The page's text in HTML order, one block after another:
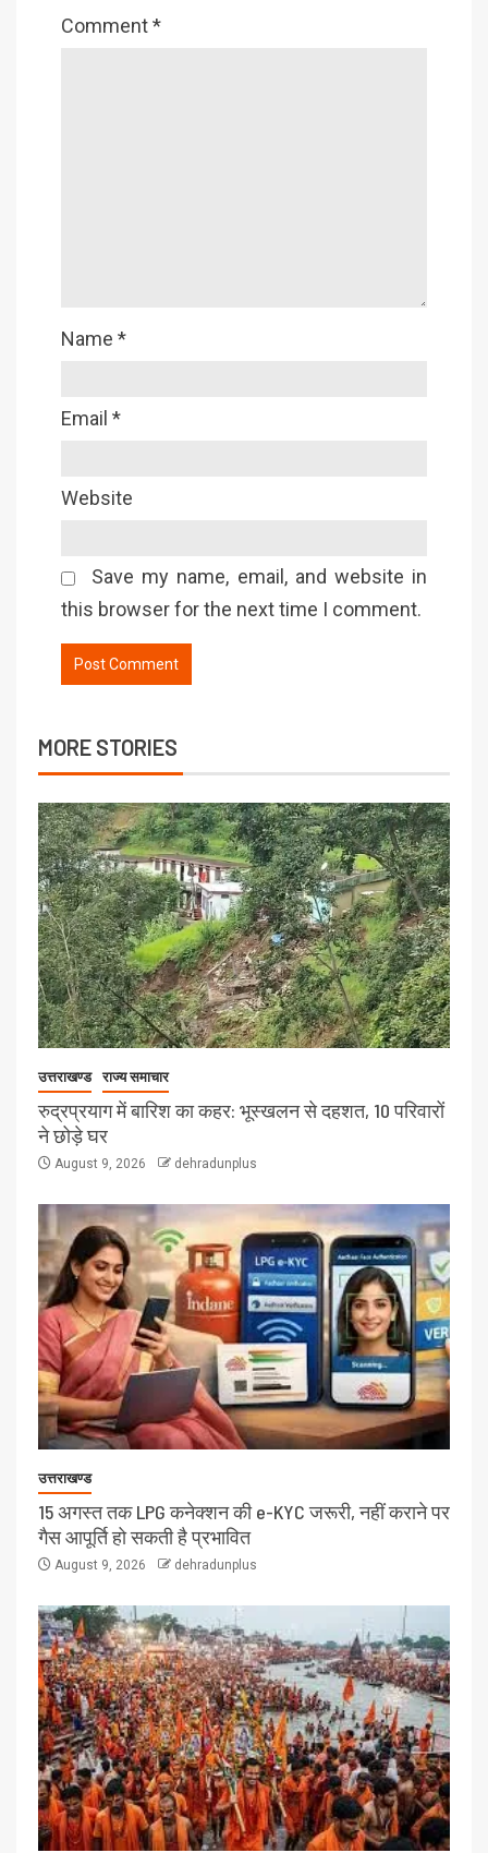
Comment*
Name *
Email *
Website
Save my name, email, and website in
this browser for the next time I comment.
MORE STORIES
उत्तराखण्ड राज्य समाचार
रुद्रप्रयाग में बारिश का कहर: भूस्खलन से दहशत, 10 परिवारों
ने छोड़े घर
August 9, 2026 dehradunplus
उत्तराखण्ड
15 अगस्त तक LPG कनेक्शन की e-KYC जरूरी, नहीं कराने पर
गैस आपूर्ति हो सकती है प्रभावित
August 9, 2026 dehradunplus